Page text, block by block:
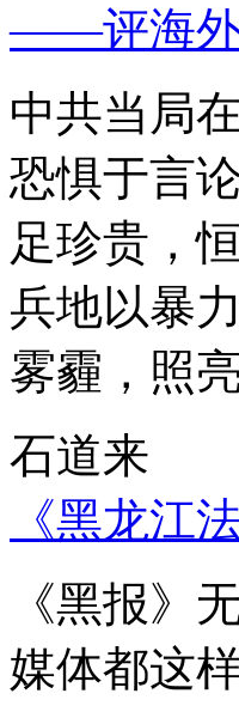
——评海外
中共当局
恐惧于言
足珍贵，
兵地以暴
雾霾，照
石道来
《黑龙江
《黑报》
媒体都这